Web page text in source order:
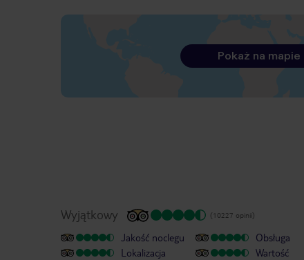
Pokaż na mapie
Wyjątkowy (10227 opinii)
Jakość noclegu
Lokalizacja
Obsługa
Wartość